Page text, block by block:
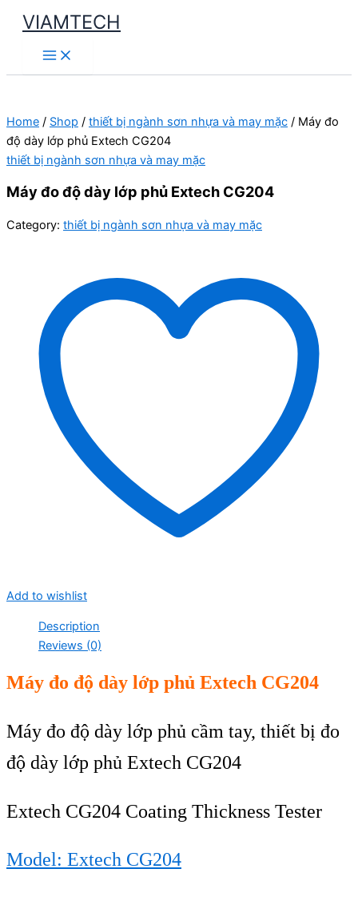
Skip
content
VIAMTECH
Main
Menu
Home / Shop / thiết bị ngành sơn nhựa và may mặc / Máy đo
độ dày lớp phủ Extech CG204
thiết bị ngành sơn nhựa và may mặc
Máy đo độ dày lớp phủ Extech CG204
Category: thiết bị ngành sơn nhựa và may mặc
Add to wishlist
Description
Reviews (0)
Máy đo độ dày lớp phủ Extech CG204
Máy đo độ dày lớp phủ cầm tay, thiết bị đo
độ dày lớp phủ Extech CG204
Extech CG204 Coating Thickness Tester
Model: Extech CG204